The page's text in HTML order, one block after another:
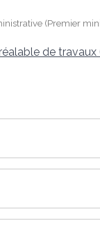
(Premier
de travaux